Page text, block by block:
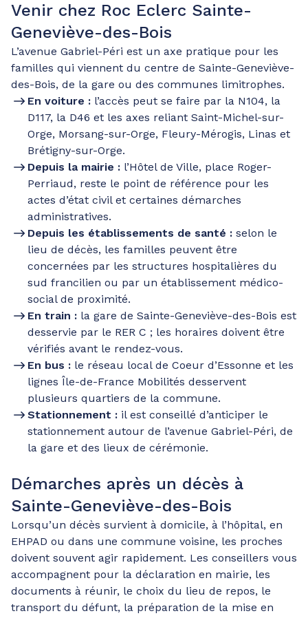
Venir chez Roc Eclerc Sainte-
Geneviève-des-Bois
L’avenue Gabriel-Péri est un axe pratique pour les
familles qui viennent du centre de Sainte-Geneviève-
des-Bois, de la gare ou des communes limitrophes.
En voiture : l’accès peut se faire par la N104, la
D117, la D46 et les axes reliant Saint-Michel-sur-
Orge, Morsang-sur-Orge, Fleury-Mérogis, Linas et
Brétigny-sur-Orge.
Depuis la mairie : l’Hôtel de Ville, place Roger-
Perriaud, reste le point de référence pour les
actes d’état civil et certaines démarches
administratives.
Depuis les établissements de santé : selon le
lieu de décès, les familles peuvent être
concernées par les structures hospitalières du
sud francilien ou par un établissement médico-
social de proximité.
En train : la gare de Sainte-Geneviève-des-Bois est
desservie par le RER C ; les horaires doivent être
vérifiés avant le rendez-vous.
En bus : le réseau local de Coeur d’Essonne et les
lignes Île-de-France Mobilités desservent
plusieurs quartiers de la commune.
Stationnement : il est conseillé d’anticiper le
stationnement autour de l’avenue Gabriel-Péri, de
la gare et des lieux de cérémonie.
Démarches après un décès à
Sainte-Geneviève-des-Bois
Lorsqu’un décès survient à domicile, à l’hôpital, en
EHPAD ou dans une commune voisine, les proches
doivent souvent agir rapidement. Les conseillers vous
accompagnent pour la déclaration en mairie, les
documents à réunir, le choix du lieu de repos, le
transport du défunt, la préparation de la mise en